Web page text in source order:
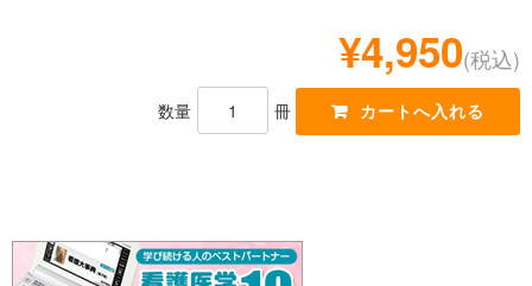
¥4,950(税込)
数量 冊